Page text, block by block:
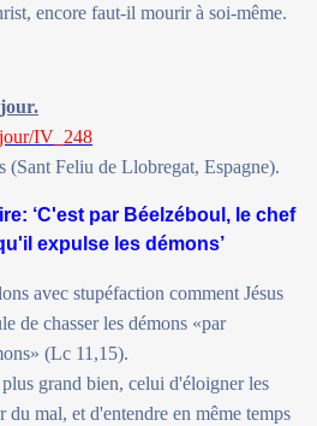
encore faut-il mourir à soi-même.
IV_248
Feliu de Llobregat, Espagne).
‘C'est par Béelzéboul, le chef
expulse les démons’
avec stupéfaction comment Jésus
de chasser les démons «par
(Lc 11,15).
grand bien, celui d'éloigner les
du mal, et d'entendre en même temps